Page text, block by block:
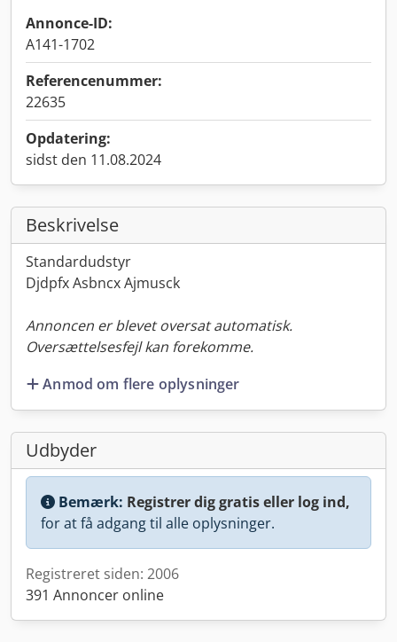
Annonce-ID:
A141-1702
Referencenummer:
22635
Opdatering:
sidst den 11.08.2024
Beskrivelse
Standardudstyr
Djdpfx Asbncx Ajmusck
Annoncen er blevet oversat automatisk.
Oversættelsesfejl kan forekomme.
Anmod om flere oplysninger
Udbyder
Bemærk: Registrer dig gratis eller log ind,
for at få adgang til alle oplysninger.
Registreret siden: 2006
391 Annoncer online